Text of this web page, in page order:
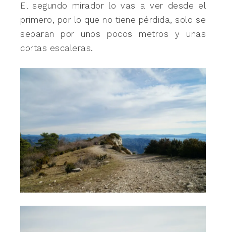
El segundo mirador lo vas a ver desde el
primero, por lo que no tiene pérdida, solo se
separan por unos pocos metros y unas
cortas escaleras.